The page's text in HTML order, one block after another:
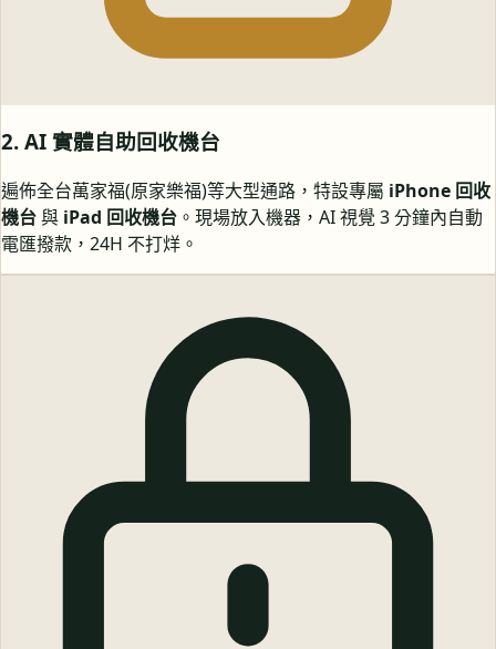
2. AI 實體自助回收機台
遍佈全台萬家福(原家樂福)等大型通路，特設專屬 iPhone 回收
機台與 iPad 回收機台 。現場放入機器，AI 視覺 3 分鐘內自動
電匯撥款，24H 不打烊。